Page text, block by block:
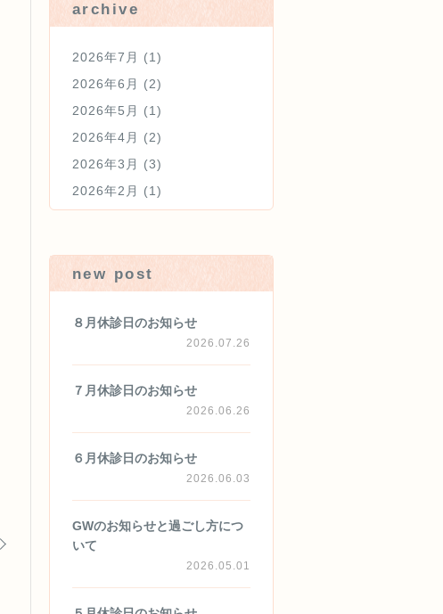
archive
2026年7月
(1)
2026年6月
(2)
2026年5月
(1)
2026年4月
(2)
2026年3月
(3)
2026年2月
(1)
new post
８月休診日のお知らせ
2026.07.26
７月休診日のお知らせ
2026.06.26
６月休診日のお知らせ
2026.06.03
GWのお知らせと過ごし方につ
いて
2026.05.01